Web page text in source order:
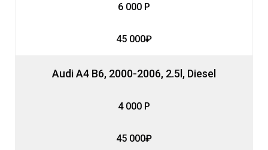
6 000 Р
45 000₽
Audi A4 B6, 2000-2006, 2.5l, Diesel
4 000 Р
45 000₽